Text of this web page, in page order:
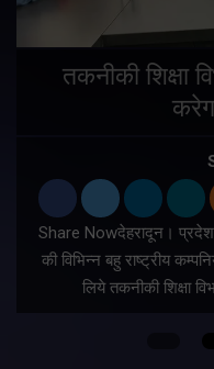
तकनीकी शिक्षा
Share Nowदेहरादून।
की विभिन्न बहु राष्ट्रीय
लिये तकनीकी शिक्षा